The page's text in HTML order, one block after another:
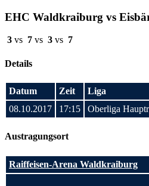
EHC Waldkraiburg vs
3 vs 7 vs 3 vs 7
Details
Datum Zeit Liga
08.10.2017
17:15 Oberliga
Austragungsort
Raiffeisen-Arena Waldkraiburg